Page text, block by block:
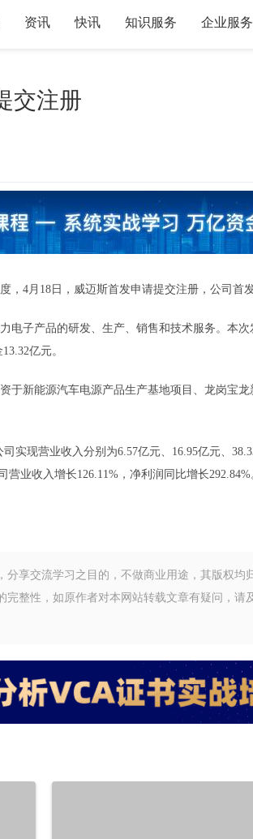
资讯 快讯 知识服务 企业服务
交注册
4月18日，威迈斯首发申请提交注册，公司首发
子产品的研发、生产、销售和技术服务。本次
亿元。
新能源汽车电源产品生产基地项目、龙岗宝龙
现营业收入分别为6.57亿元、16.95亿元、
营业收入增长126.11%，净利润同比增长292.84%
分享交流学习之目的，不做商业用途，其版权
完整性，如原作者对本网站转载文章有疑问，请